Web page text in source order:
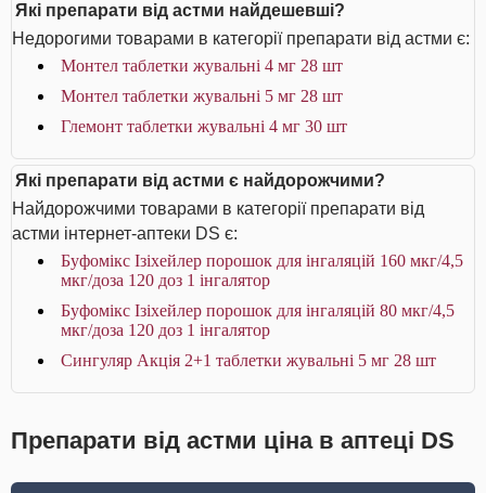
Які препарати від астми найдешевші?
Недорогими товарами в категорії препарати від астми є:
Монтел таблетки жувальні 4 мг 28 шт
Монтел таблетки жувальні 5 мг 28 шт
Глемонт таблетки жувальні 4 мг 30 шт
Які препарати від астми є найдорожчими?
Найдорожчими товарами в категорії препарати від
астми інтернет-аптеки DS є:
Буфомікс Ізіхейлер порошок для інгаляцій 160 мкг/4,5
мкг/доза 120 доз 1 інгалятор
Буфомікс Ізіхейлер порошок для інгаляцій 80 мкг/4,5
мкг/доза 120 доз 1 інгалятор
Сингуляр Акція 2+1 таблетки жувальні 5 мг 28 шт
Препарати від астми ціна в аптеці DS